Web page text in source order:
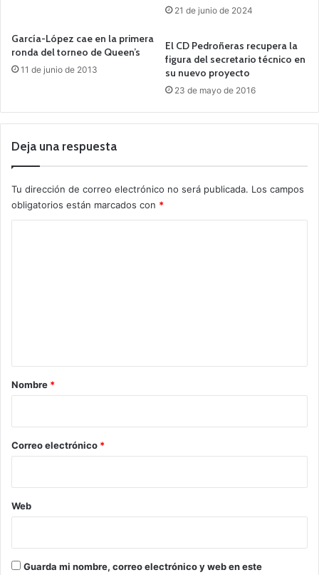
21 de junio de 2024
García-López cae en la primera
ronda del torneo de Queen’s
11 de junio de 2013
El CD Pedroñeras recupera la
figura del secretario técnico en
su nuevo proyecto
23 de mayo de 2016
Deja una respuesta
Tu dirección de correo electrónico no será publicada. Los campos
obligatorios están marcados con *
r
*
Nombre *
Correo electrónico *
Web
Guarda mi nombre, correo electrónico y web en este